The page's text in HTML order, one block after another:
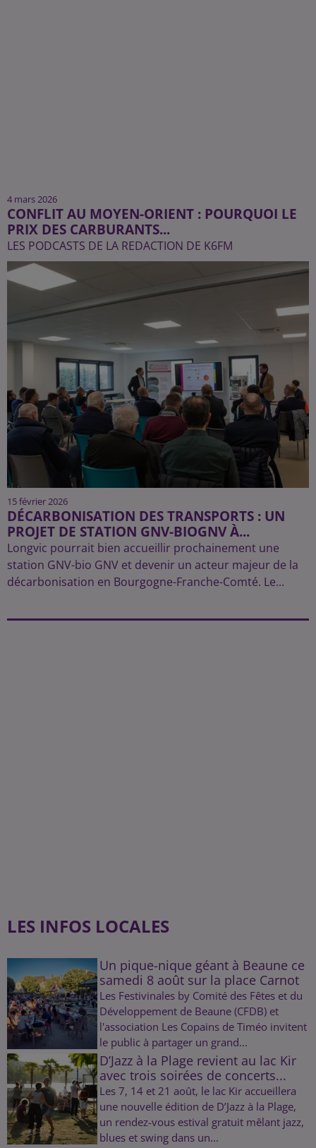
4 mars 2026
CONFLIT AU MOYEN-ORIENT : POURQUOI LE
PRIX DES CARBURANTS...
LES PODCASTS DE LA REDACTION DE K6FM
15 février 2026
DÉCARBONISATION DES TRANSPORTS : UN
PROJET DE STATION GNV-BIOGNV À...
Longvic pourrait bien accueillir prochainement une
station GNV-bio GNV et devenir un acteur majeur de la
décarbonisation en Bourgogne-Franche-Comté. Le...
LES INFOS LOCALES
Un pique-nique géant à Beaune ce
samedi 8 août sur la place Carnot
Les Festivinales by Comité des Fêtes et du
Développement de Beaune (CFDB) et
l'association Les Copains de Timéo invitent
le public à partager un grand...
D’Jazz à la Plage revient au lac Kir
avec trois soirées de concerts...
Les 7, 14 et 21 août, le lac Kir accueillera
une nouvelle édition de D’Jazz à la Plage,
un rendez-vous estival gratuit mêlant jazz,
blues et swing dans un...